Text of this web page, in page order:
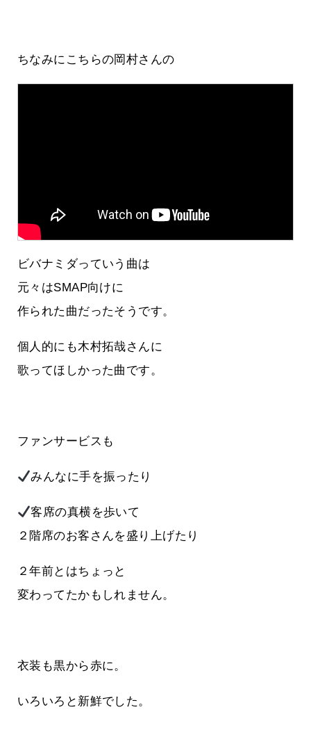
ちなみにこちらの岡村さんの
ビバナミダっていう曲は
元々はSMAP向けに
作られた曲だったそうです。
個人的にも木村拓哉さんに
歌ってほしかった曲です。
ファンサービスも
みんなに手を振ったり
客席の真横を歩いて
２階席のお客さんを盛り上げたり
２年前とはちょっと
変わってたかもしれません。
衣装も黒から赤に。
いろいろと新鮮でした。